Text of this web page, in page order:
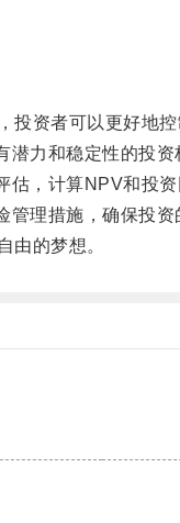
资者可以更好地控
力和稳定性的投资
，计算NPV和投资
理措施，确保投资
的梦想。